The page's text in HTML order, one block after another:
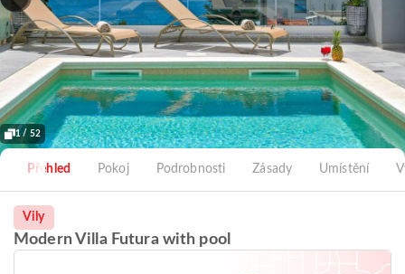
1 / 52
Přehled Pokoj Podrobnosti Zásady Umístění
Vily
Modern Villa Futura with pool